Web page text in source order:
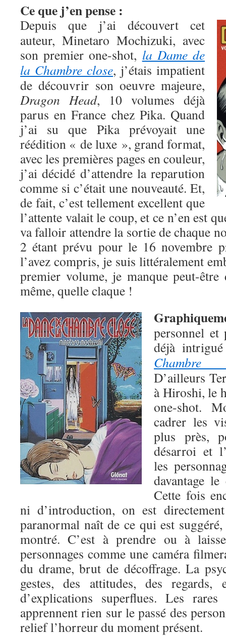
Ce que j’en pense :
Depuis que j’ai découvert cet
auteur, Minetaro Mochizuki, avec
son premier one-shot, la Dame de
la Chambre close, j’étais impatient
de découvrir son oeuvre majeure,
Dragon Head, 10 volumes déjà
parus en France chez Pika. Quand
j’ai su que Pika prévoyait une
réédition « de luxe », grand format,
avec les premières pages en couleur,
j’ai décidé d’attendre la reparution
comme si c’était une nouveauté. Et,
de fait, c’est tellement excellent que
l’attente valait le coup, et ce n’en est
va falloir attendre la sortie de chaque
2 étant prévu pour le 16 novembre
l’avez compris, je suis littéralement
premier volume, je manque peut-
même, quelle claque !
personnel et
déjà
Chambre
D’ailleurs
à Hiroshi, le
one-shot.
cadrer les
plus près,
désarroi et
les
davantage
Cette fois
ni d’introduction, on est
paranormal naît de ce qui est
montré. C’est à prendre ou à
personnages comme une caméra
du drame, brut de décoffrage. La
gestes, des attitudes, des
d’explications superflues. Les
apprennent rien sur le passé des
relief l’horreur du moment présent.